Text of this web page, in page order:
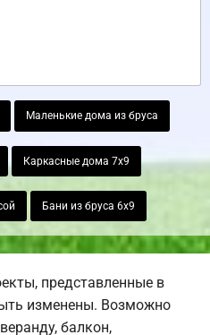
Маленькие дома из бруса
Каркасные дома 7х9
Бани из бруса 6х9
представленные в
изменены. Возможно
балкон,